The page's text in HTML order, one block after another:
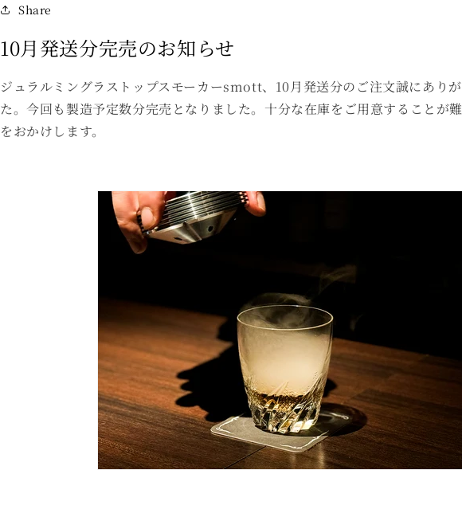
Share
10月発送分完売のお知らせ
ジュラルミングラストップスモーカーsmott、10月発送分のご注文誠にあり
た。今回も製造予定数分完売となりました。十分な在庫をご用意することが
をおかけします。